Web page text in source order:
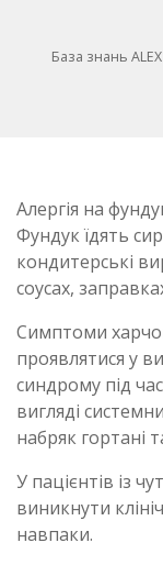
База знань ALEX
Алергія на
Фундук їдять
кондитерські
соусах,
Симптоми
проявлятися у
синдрому під
вигляді
набряк гортані
У пацієнтів із
виникнути
навпаки.